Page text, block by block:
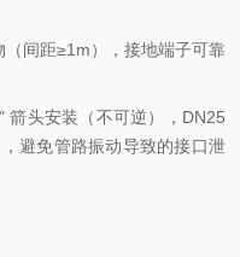
间距≥1m），接地端子可靠
箭头安装（不可逆），DN25
避免管路振动导致的接口泄